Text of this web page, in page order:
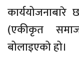
(एकीकृत
बोलाइएको हो।